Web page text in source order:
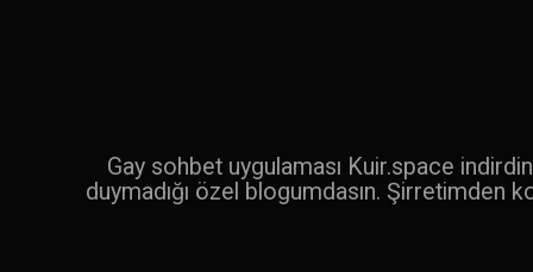
Gay sohbet uygulaması Kuir.space
duymadığı özel blogumdasın. Şirretimden